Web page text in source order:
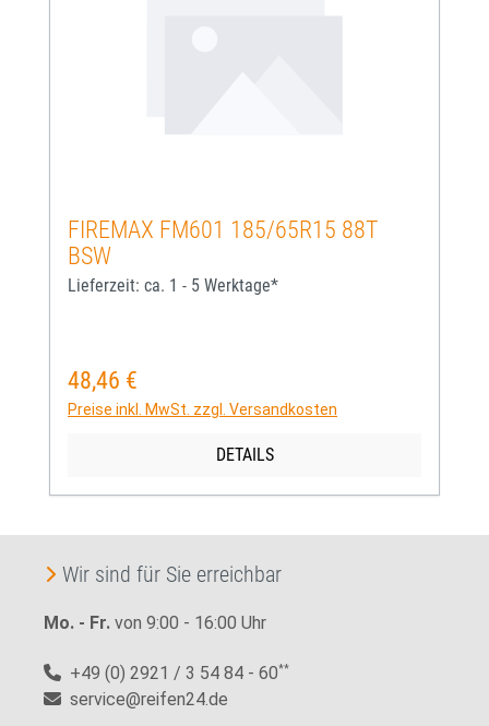
FIREMAX FM601 185/65R15 88T
BSW
Lieferzeit: ca. 1 - 5 Werktage*
Regulärer Preis:
48,46 €
Preise inkl. MwSt. zzgl. Versandkosten
DETAILS
Wir sind für Sie erreichbar
Mo. - Fr. von 9:00 - 16:00 Uhr
+49 (0) 2921 / 3 54 84 - 60**
service@reifen24.de